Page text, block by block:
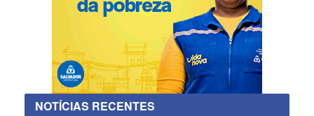
NOTÍCIAS RECENTES